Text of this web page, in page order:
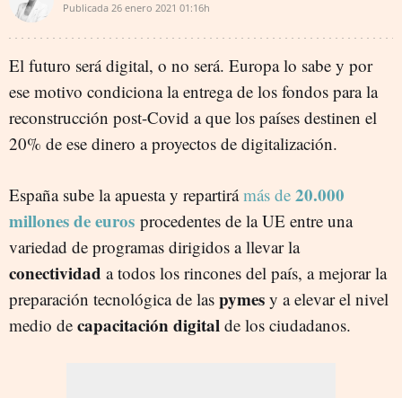
Publicada 26 enero 2021 01:16h
El futuro será digital, o no será. Europa lo sabe y por
ese motivo condiciona la entrega de los fondos para la
reconstrucción post-Covid a que los países destinen el
20% de ese dinero a proyectos de digitalización.
España sube la apuesta y repartirámás de 20.000
millones de euros procedentes de la UE entre una
variedad de programas dirigidos a llevar la
conectividad a todos los rincones del país, a mejorar la
preparación tecnológica de las pymes y a elevar el nivel
medio de capacitación digital de los ciudadanos.